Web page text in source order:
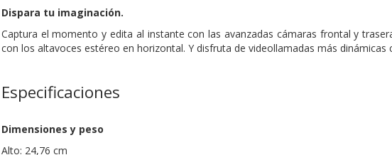
Dispara tu imaginación.
Captura el momento y edita al instante con las avanzadas cámaras frontal y
con los altavoces estéreo en horizontal. Y disfruta de videollamadas más dinámicas
Especificaciones
Dimensiones y peso
Alto: 24,76 cm